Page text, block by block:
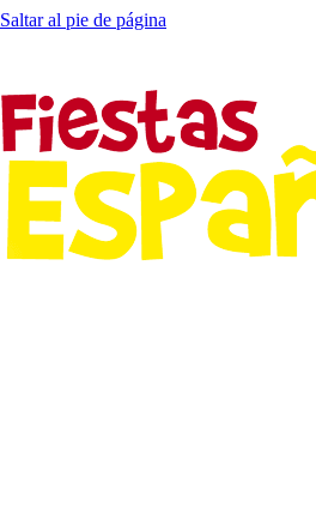
Saltar al pie de página